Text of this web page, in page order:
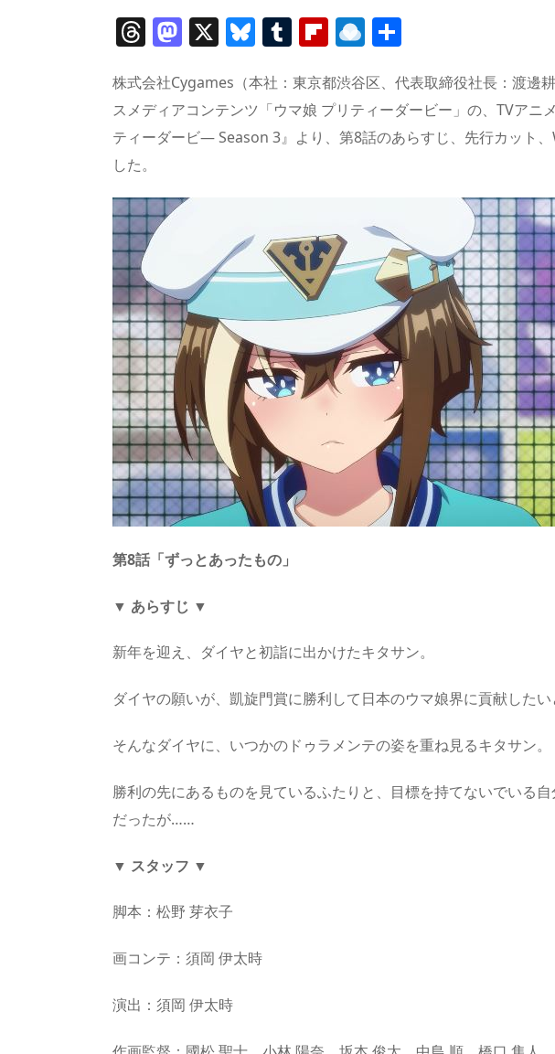
T
h
re
a
d
s
M
a
st
o
d
n
X Bl
u
e
sk
y
T
u
m
bl
r
Fl
ip
b
o
ar
R
ai
n
d
ro
株式会社Cygames（本社：東京都渋谷区、代表取締役社長：渡邊
スメディアコンテンツ「ウマ娘 プリティーダービー」の、TVアニ
ティーダービ― Season 3』より、第8話のあらすじ、先行カット、
した。
第8話「ずっとあったもの」
▼ あらすじ ▼
新年を迎え、ダイヤと初詣に出かけたキタサン。
ダイヤの願いが、凱旋門賞に勝利して日本のウマ娘界に貢献したい
そんなダイヤに、いつかのドゥラメンテの姿を重ね見るキタサン。
勝利の先にあるものを見ているふたりと、目標を持てないでいる
だったが……
▼ スタッフ ▼
脚本：松野 芽衣子
画コンテ：須岡 伊太時
演出：須岡 伊太時